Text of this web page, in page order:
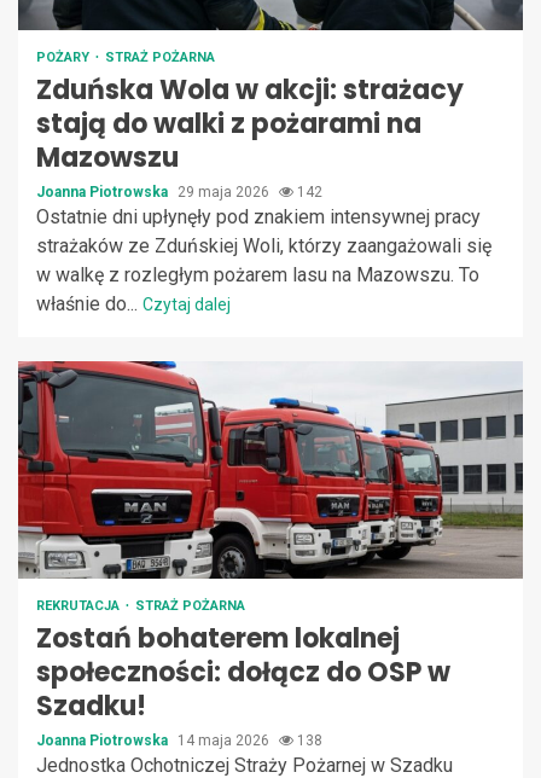
POŻARY STRAŻ POŻARNA
Zduńska Wola w akcji: strażacy
stają do walki z pożarami na
Mazowszu
Joanna Piotrowska 29 maja 2026 142
Ostatnie dni upłynęły pod znakiem intensywnej pracy
strażaków ze Zduńskiej Woli, którzy zaangażowali się
w walkę z rozległym pożarem lasu na Mazowszu. To
właśnie do... Czytaj dalej
REKRUTACJA STRAŻ POŻARNA
Zostań bohaterem lokalnej
społeczności: dołącz do OSP w
Szadku!
Joanna Piotrowska 14 maja 2026 138
Jednostka Ochotniczej Straży Pożarnej w Szadku